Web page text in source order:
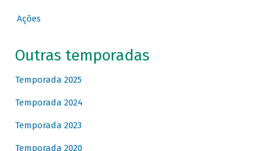
Ações
Outras temporadas
Temporada 2025
Temporada 2024
Temporada 2023
Temporada 2020